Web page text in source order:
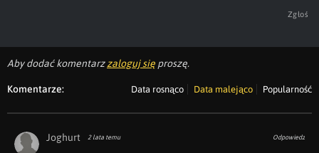
Zgłoś
Aby dodać komentarzzaloguj się proszę.
Komentarze: Data rosnąco Data malejąco Popularność
Joghurt 2 lata temu Odpowiedz